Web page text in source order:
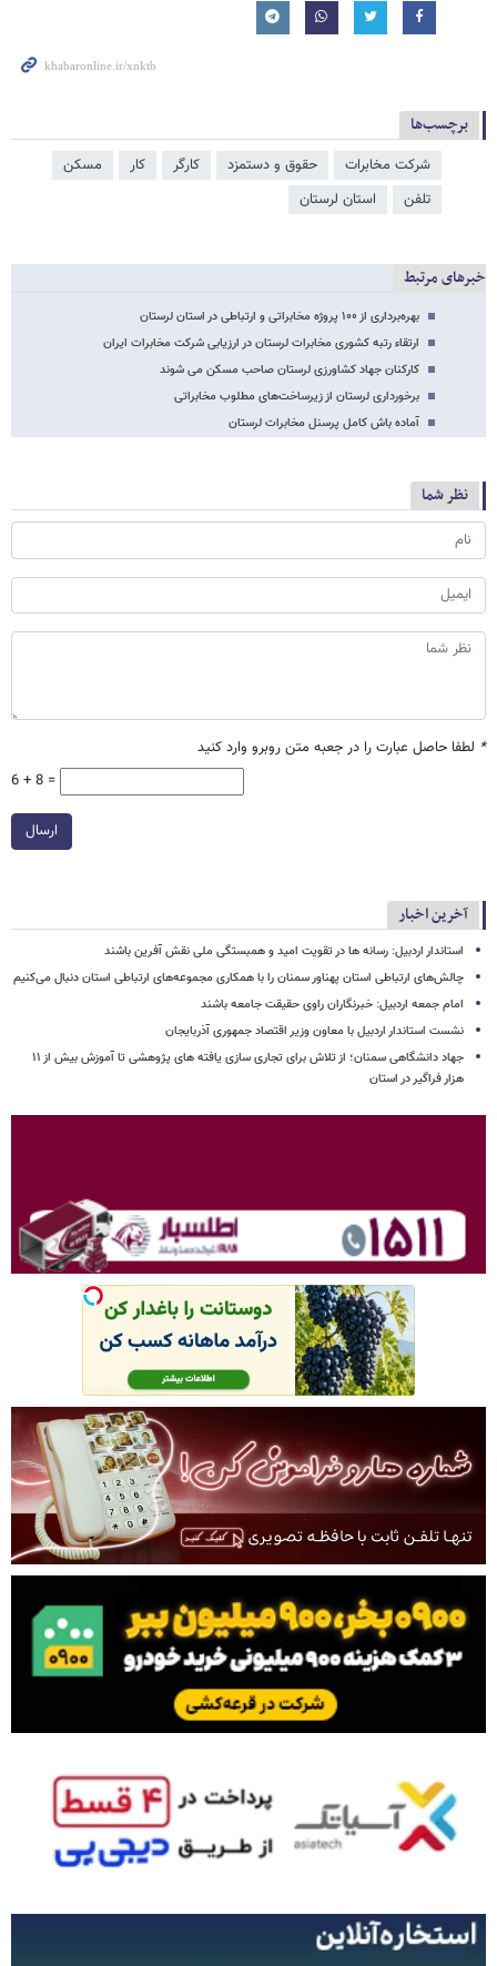
برچسب‌ها
شرکت مخابرات حقوق و دستمزد کارگر کار
مسکن
تلفن
استان لرستان
خبرهای مرتبط
بهره‌برداری از ۱۰۰ پروژه مخابراتی و ارتباطی در استان لرستان
ارتقاء رتبه کشوری مخابرات لرستان در ارزیابی شرکت مخابرات ایران
کارکنان جهاد کشاورزی لرستان صاحب مسکن می شوند
برخورداری لرستان از زیرساخت‌های مطلوب مخابراتی
آماده باش کامل پرسنل مخابرات لرستان
نظر شما
* لطفا حاصل عبارت را در جعبه متن روبرو وارد کنید
6 + 8 =
ارسال
آخرین اخبار
استاندار اردبیل: رسانه ها در تقویت امید و همبستگی ملی نقش‌ آفرین باشند
چالش‌های ارتباطی استان پهناور سمنان را با همکاری مجموعه‌های ارتباطی استان دنبال می‌کنیم
امام جمعه اردبیل: خبرنگاران راوی حقیقت جامعه باشند
نشست استاندار اردبیل با معاون وزیر اقتصاد جمهوری آذربایجان
جهاد دانشگاهی سمنان؛ از تلاش برای تجاری سازی یافته های پژوهشی تا آموزش بیش از ۱۱
هزار فراگیر در استان